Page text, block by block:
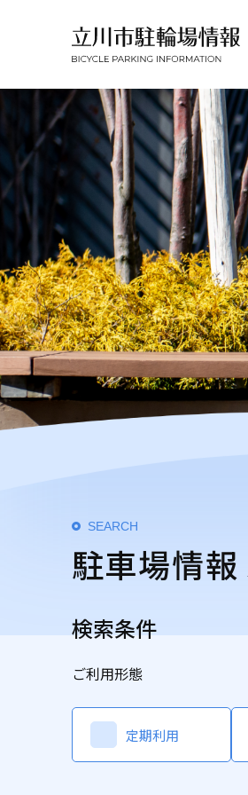
SEARCH
駐車場情報
検索条件
ご利用形態
定期利用